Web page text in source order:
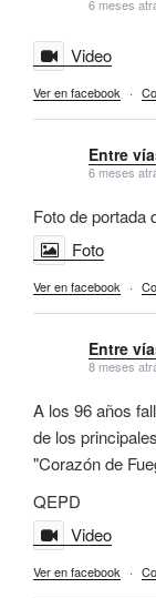
6 meses
Video
Ver en facebook ·
Entre
6 meses
Foto de portada
Foto
Ver en facebook ·
Entre
8 meses
A los 96 años
de los
"Corazón de
QEPD
Video
Ver en facebook ·